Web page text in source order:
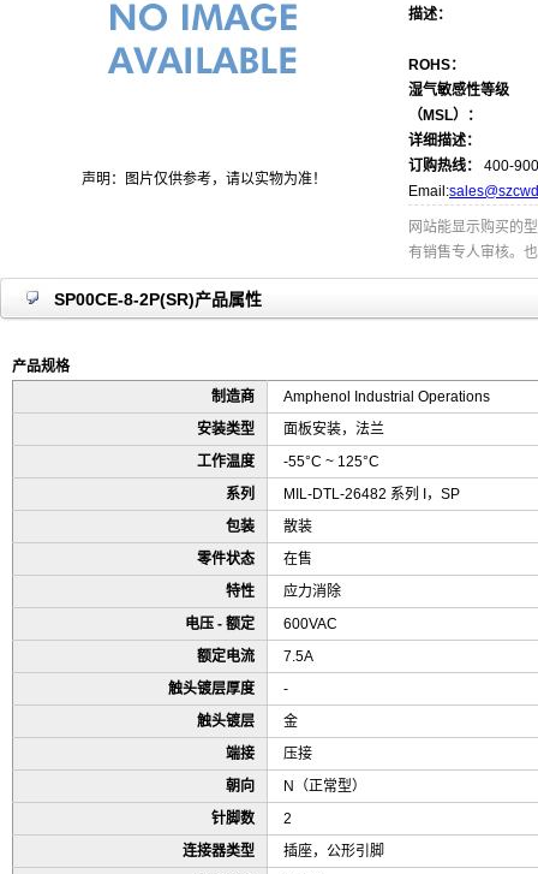
声明：图片仅供参考，请以实物为准！
描述：
ROHS：
湿气敏感性等级
（MSL）：
详细描述：
订购热线：
400-
Email:
网站能显示购买的
有销售专人审核。
SP00CE-8-2P(SR)产品属性
产品规格
制造商
Amphenol Industrial Operations
安装类型
面板安装，法兰
工作温度
-55°C ~ 125°C
系列
MIL-DTL-26482 系列 I，SP
包装
散装
零件状态
在售
特性
应力消除
电压 - 额定
600VAC
额定电流
7.5A
触头镀层厚度
-
触头镀层
金
端接
压接
朝向
N（正常型）
针脚数
2
连接器类型
插座，公形引脚